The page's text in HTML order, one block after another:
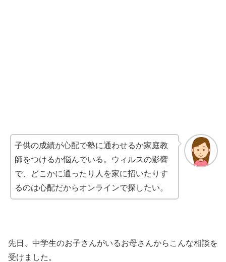
子供の成績が心配で塾に通わせるか家庭教
師をつけるか悩んでいる。ウィルスの影響
で、どこかに通ったり人を家に招いたりす
るのは心配だからオンラインで探したい。
先日、中学生のお子さんがいるお母さんからこんな相談を
受けました。